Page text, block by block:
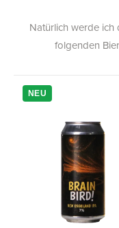
Natürlich werde
folgenden
NEU